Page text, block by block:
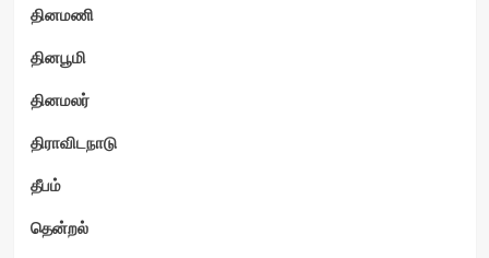
தினமணி
தினபூமி
தினமலர்
திராவிடநாடு
தீபம்
தென்றல்